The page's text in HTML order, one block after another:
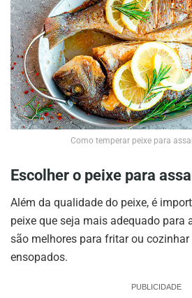
Como temperar peixe para
Escolher o peixe para
Além da qualidade do peixe, é
peixe que seja mais adequado para
são melhores para fritar ou cozinhar
ensopados.
PUBLICIDADE